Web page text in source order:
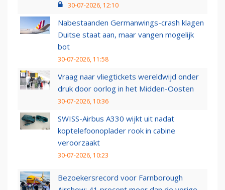
30-07-2026, 12:10
Nabestaanden Germanwings-crash klagen
Duitse staat aan, maar vangen mogelijk
bot
30-07-2026, 11:58
Vraag naar vliegtickets wereldwijd onder
druk door oorlog in het Midden-Oosten
30-07-2026, 10:36
SWISS-Airbus A330 wijkt uit nadat
koptelefoonoplader rook in cabine
veroorzaakt
30-07-2026, 10:23
Bezoekersrecord voor Farnborough